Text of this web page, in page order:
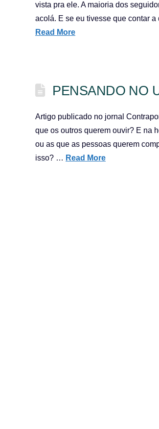
vista pra ele. A maioria dos
acolá. E se eu tivesse que contar
Read More
PENSANDO NO
Artigo publicado no jornal
que os outros querem ouvir? E na
ou as que as pessoas querem
isso? … Read More